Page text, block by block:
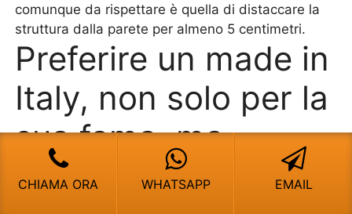
comunque da rispettare è quella di distaccare la
struttura dalla parete per almeno 5 centimetri.
Preferire un made in
Italy, non solo per la
sua fama, ma…
Il made in Italy conosciuto in tutto il mondo indica
CHIAMA ORA WHATSAPP EMAIL